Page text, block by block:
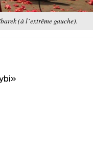
(à l’extrême gauche).